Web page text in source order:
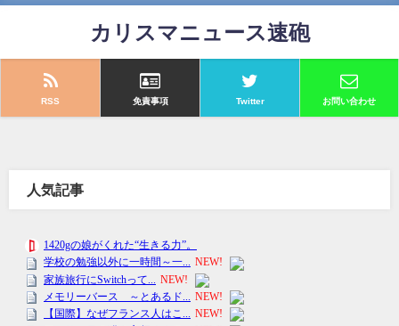
カリスマニュース速砲
RSS 免責事項 Twitter お問い合わせ
人気記事